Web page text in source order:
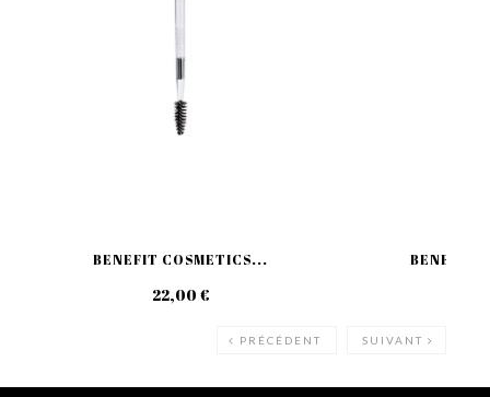
BENEFIT COSMETICS...
22,00 €
BENEFIT
PRÉCÉDENT SUIVANT